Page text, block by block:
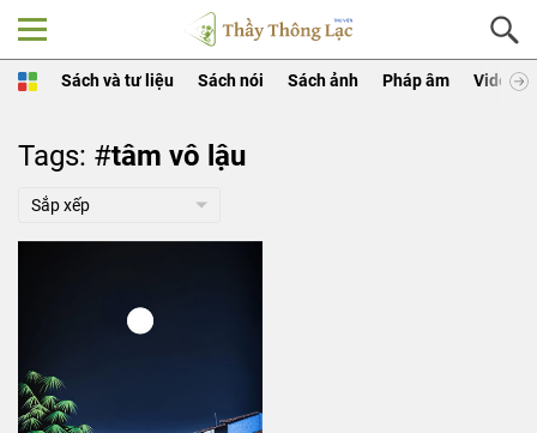
Sách và tư liệu Sách nói Sách ảnh Pháp âm Video
Tags: #tâm vô lậu